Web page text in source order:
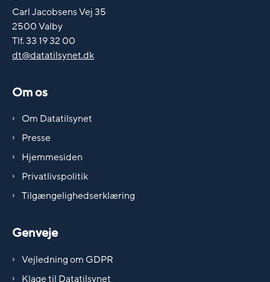
Carl Jacobsens Vej 35
2500 Valby
Tlf. 33 19 32 00
dt@datatilsynet.dk
Om os
Om Datatilsynet
Presse
Hjemmesiden
Privatlivspolitik
Tilgængelighedserklæring
Genveje
Vejledning om GDPR
Klage til Datatilsynet